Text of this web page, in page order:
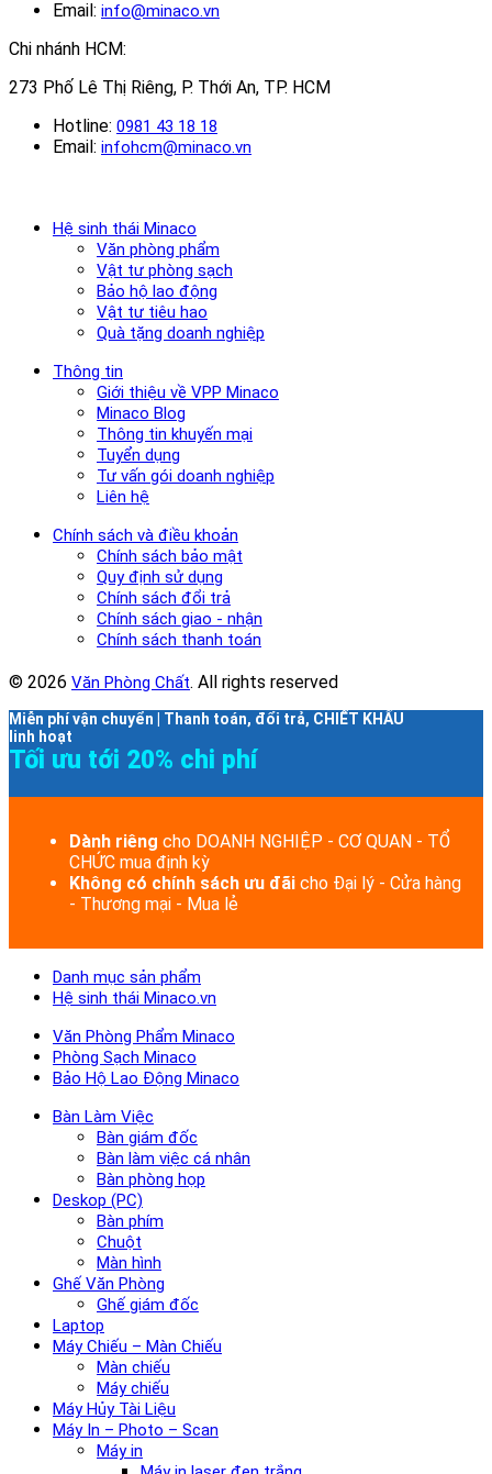
Email: info@minaco.vn
Chi nhánh HCM:
273 Phố Lê Thị Riêng, P. Thới An, TP. HCM
Hotline: 0981 43 18 18
Email: infohcm@minaco.vn
Hệ sinh thái Minaco
Văn phòng phẩm
Vật tư phòng sạch
Bảo hộ lao động
Vật tư tiêu hao
Quà tặng doanh nghiệp
Thông tin
Giới thiệu về VPP Minaco
Minaco Blog
Thông tin khuyến mại
Tuyển dụng
Tư vấn gói doanh nghiệp
Liên hệ
Chính sách và điều khoản
Chính sách bảo mật
Quy định sử dụng
Chính sách đổi trả
Chính sách giao - nhận
Chính sách thanh toán
© 2026 Văn Phòng Chất. All rights reserved
Miễn phí vận chuyển | Thanh toán, đổi trả, CHIẾT KHẤU
linh hoạt
Tối ưu tới 20% chi phí
Dành riêng cho DOANH NGHIỆP - CƠ QUAN - TỔ
CHỨC mua định kỳ
Không có chính sách ưu đãi cho Đại lý - Cửa hàng
- Thương mại - Mua lẻ
Danh mục sản phẩm
Hệ sinh thái Minaco.vn
Văn Phòng Phẩm Minaco
Phòng Sạch Minaco
Bảo Hộ Lao Động Minaco
Bàn Làm Việc
Bàn giám đốc
Bàn làm việc cá nhân
Bàn phòng họp
Deskop (PC)
Bàn phím
Chuột
Màn hình
Ghế Văn Phòng
Ghế giám đốc
Laptop
Máy Chiếu – Màn Chiếu
Màn chiếu
Máy chiếu
Máy Hủy Tài Liệu
Máy In – Photo – Scan
Máy in